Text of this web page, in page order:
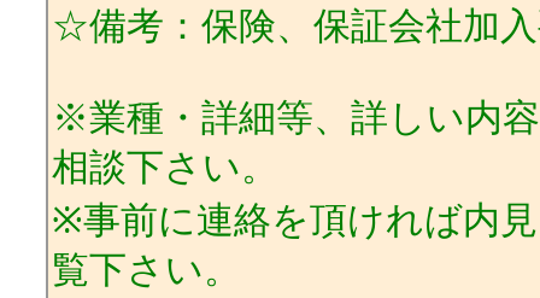
☆備考：保険、保証会社加
※業種・詳細等、詳しい内
相談下さい。
※事前に連絡を頂ければ内
覧下さい。